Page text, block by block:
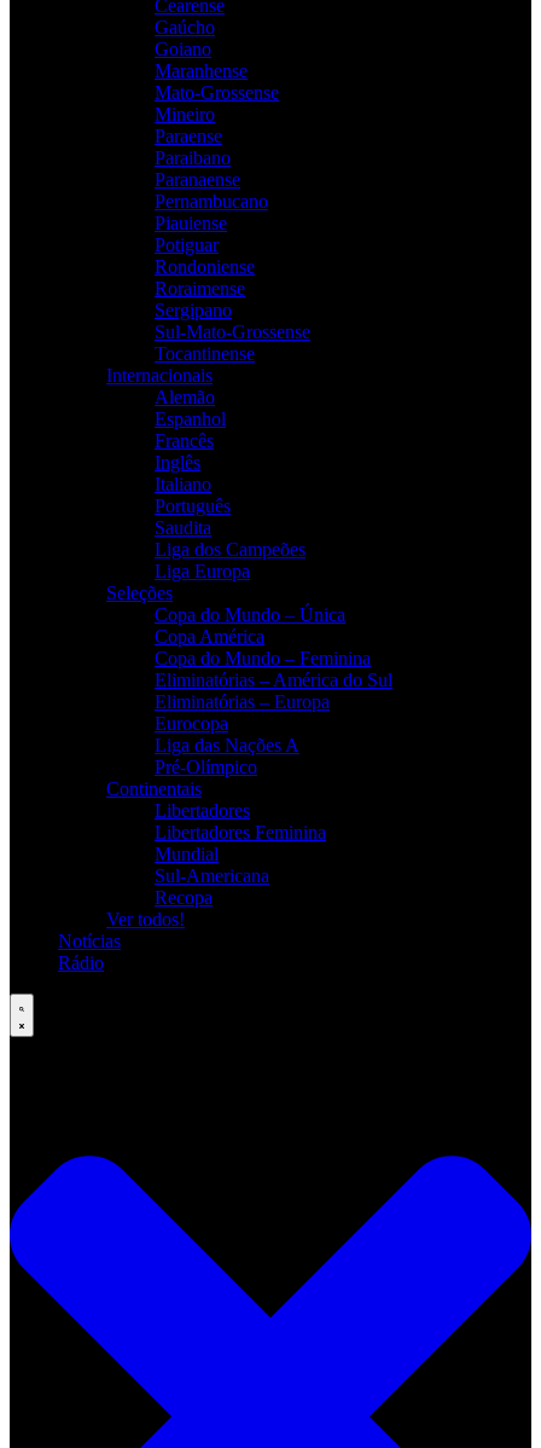
Cearense
Gaúcho
Goiano
Maranhense
Mato-Grossense
Mineiro
Paraense
Paraibano
Paranaense
Pernambucano
Piauiense
Potiguar
Rondoniense
Roraimense
Sergipano
Sul-Mato-Grossense
Tocantinense
Internacionais
Alemão
Espanhol
Francês
Inglês
Italiano
Português
Saudita
Liga dos Campeões
Liga Europa
Seleções
Copa do Mundo – Única
Copa América
Copa do Mundo – Feminina
Eliminatórias – América do Sul
Eliminatórias – Europa
Eurocopa
Liga das Nações A
Pré-Olímpico
Continentais
Libertadores
Libertadores Feminina
Mundial
Sul-Americana
Recopa
Ver todos!
Notícias
Rádio